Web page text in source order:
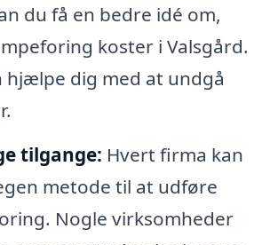
du få en bedre idé om,
koster i Valsgård.
hjælpe dig med at undgå
tilgange: Hvert firma kan
metode til at udføre
Nogle virksomheder